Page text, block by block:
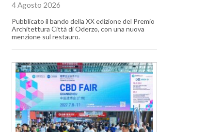
4 Agosto 2026
Pubblicato il bando della XX edizione del Premio
Architettura Città di Oderzo, con una nuova
menzione sul restauro.